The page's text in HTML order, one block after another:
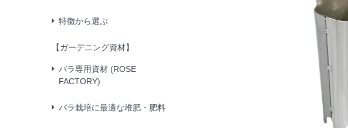
特徴から選ぶ
【ガーデニング資材】
バラ専用資材 (ROSE
FACTORY)
バラ栽培に最適な堆肥・肥料